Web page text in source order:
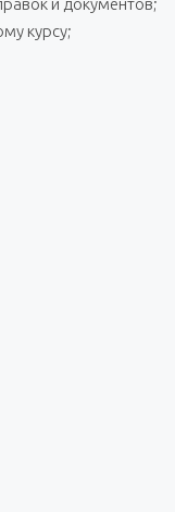
и документов;
курсу;